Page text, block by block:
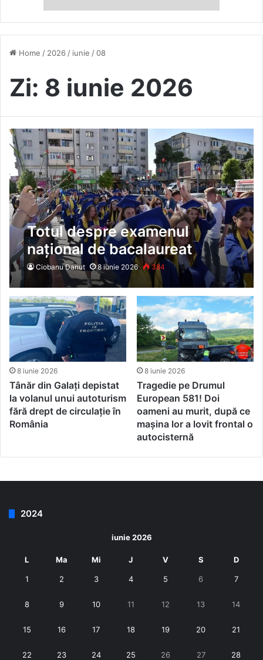
Home / 2026 / iunie /08
Zi: 8 iunie 2026
Totul despre examenul
național de bacalaureat
2026! Prima sesiune începe
cu probele de evaluare a
competențelor
Ciobanu Danut 8 iunie 2026 384
8 iunie 2026
Tânăr din Galați depistat
la volanul unui autoturism
fără drept de circulație în
România
8 iunie 2026
Tragedie pe Drumul
European 581! Doi
oameni au murit, după ce
mașina lor a lovit frontal o
autocisternă
2024
iunie 2026
L Ma Mi J V S D
1 2 3 4 5 6 7
8 9 10 11 12 13 14
15 16 17 18 19 20 21
22 23 24 25 26 27 28